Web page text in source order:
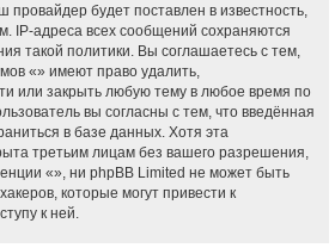
будет поставлен в известность,
IP-адреса всех сообщений сохраняются
такой политики. Вы соглашаетесь с тем,
«» имеют право удалить,
или закрыть любую тему в любое время по
вы согласны с тем, что введённая
в базе данных. Хотя эта
третьим лицам без вашего разрешения,
«», ни phpBB Limited не может быть
которые могут привести к
к ней.